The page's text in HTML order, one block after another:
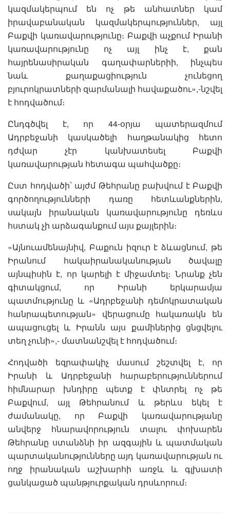
կազմակերպում են ոչ թե անհատներ կամ
իրավաբանական կազմակերպություններ, այլ
Բաքվի կառավարությունը։ Բաքվի աչքում Իրանի
կառավարությունը ոչ այլ ինչ է, քան
հայրենասիրական գաղափարներիի, ինչպես
նաև քաղաքացիություն չունեցող
բյուրոկրատների զարմանալի հավաքածու»,-նշվել
է հոդվածում։
Ընդգծվել է, որ 44-օրյա պատերազմում
Ադրբեջանի կասկածելի հաղթանակից հետո
դժվար չէր կանխատեսել Բաքվի
կառավարության հետագա պահվածքը։
Ըստ հոդվածի՝ այժմ Թեհրանը բախվում է Բաքվի
գործողությունների դառը հետևանքներին,
սակայն իրանական կառավարությունը դեռևս
հստակ չի արձագանքում այս քայլերին։
«Այնուամենայնիվ, Բաքուն իզուր է ձևացնում, թե
Իրանում հակաիրանականության ծավալը
այնպիսին է, որ կարելի է միջամտել։ Նրանք չեն
գիտակցում, որ Իրանի երկարամյա
պատմությունը և «Ադրբեջանի դեմոկրատական
հանրապետության» վերացումը հակառակն են
ապացուցել և Իրանն այս քամիներից ցնցվելու
տեղ չունի»,- մատնանշվել է հոդվածում։
Հոդվածի եզրափակիչ մասում շեշտվել է, որ
Իրանի և Ադրբեջանի հարաբերություններում
հիմնարար խնդիրը պետք է փնտրել ոչ թե
Բաքվում, այլ Թեհրանում և թերևս եկել է
ժամանակը, որ Բաքվի կառավարությանը
անվերջ հնարավորություն տալու փոխարեն
Թեհրանը ստանձնի իր ազգային և պատմական
պարտականությունները այդ կառավարության ու
ողջ իրանական աշխարհի առջև և գլխատի
ցանկացած պանթյուրքական դրսևորում։